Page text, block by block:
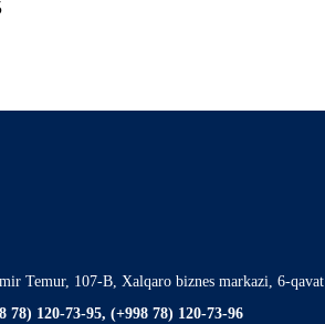
Temur, 107-B, Xalqaro biznes markazi, 6-qavat
78) 120-73-95, (+998 78) 120-73-96